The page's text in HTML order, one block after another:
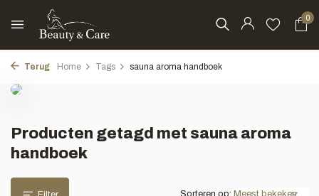
0
Terug Home Tags sauna aroma handboek
Producten getagd met sauna aroma
handboek
Sorteren op: